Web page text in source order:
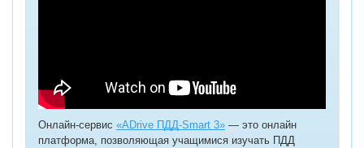
Онлайн-сервис «ADrive ПДД-Smart 3» — это онлайн
платформа, позволяющая учащимися изучать ПДД